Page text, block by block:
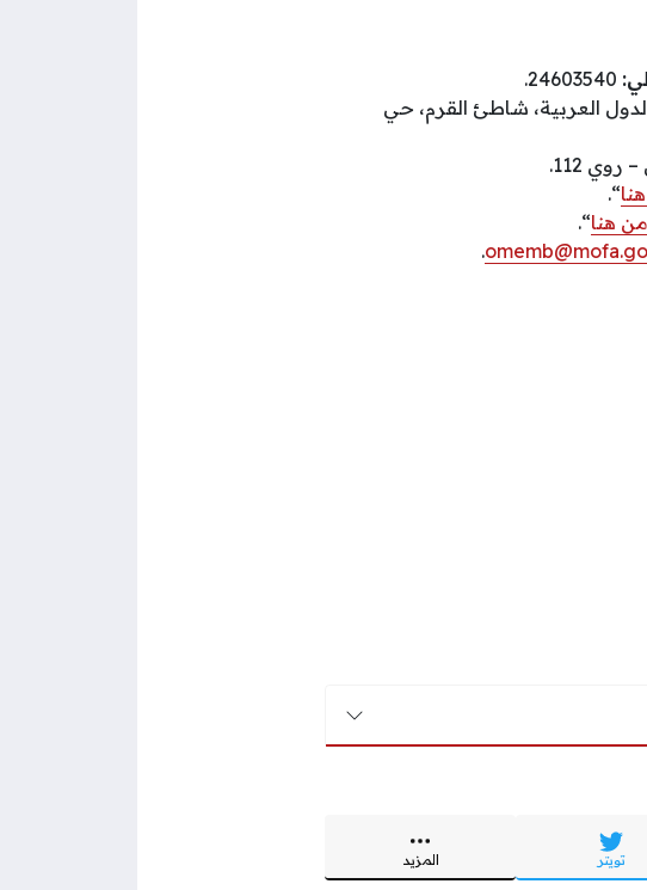
العربية، شاطئ القرم، حي
“.
من هنا“.
.
تويتر المزيد